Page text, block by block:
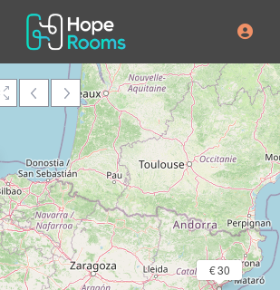
€ 30
Cargando mapas